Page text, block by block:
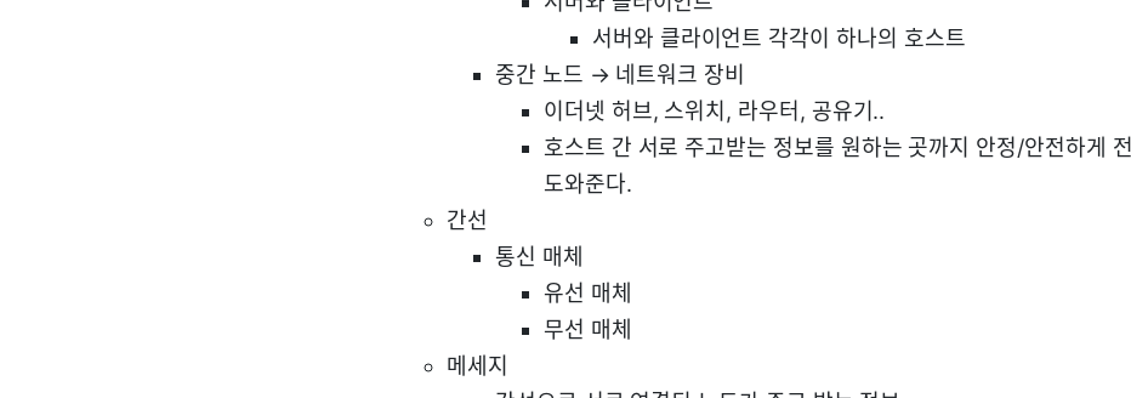
서버와 클라이언트 각각이 하나의 호스트
중간 노드 → 네트워크 장비
이더넷 허브, 스위치, 라우터, 공유기..
호스트 간 서로 주고받는 정보를 원하는 곳까지 안정/안전하게
도와준다.
간선
통신 매체
유선 매체
무선 매체
메세지